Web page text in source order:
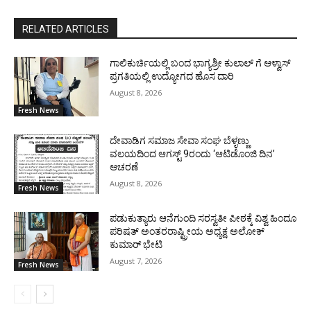
RELATED ARTICLES
Fresh News
ಗಾಲಿಕುರ್ಚಿಯಲ್ಲಿ ಬಂದ ಭಾಗ್ಯಶ್ರೀ ಕುಲಾಲ್ ಗೆ ಆಳ್ವಾಸ್
ಪ್ರಗತಿಯಲ್ಲಿ ಉದ್ಯೋಗದ ಹೊಸ ದಾರಿ
August 8, 2026
Fresh News
ದೇವಾಡಿಗ ಸಮಾಜ ಸೇವಾ ಸಂಘ ಬೆಳ್ಳಣ್ಣು
ವಲಯದಿಂದ ಆಗಸ್ಟ್ 9ರಂದು ‘ಆಟಿಡೊಂಜಿ ದಿನ’
ಆಚರಣೆ
August 8, 2026
Fresh News
ಪಡುಕುತ್ಯಾರು ಆನೆಗುಂದಿ ಸರಸ್ವತೀ ಪೀಠಕ್ಕೆ ವಿಶ್ವ ಹಿಂದೂ
ಪರಿಷತ್ ಅಂತರರಾಷ್ಟ್ರೀಯ ಅಧ್ಯಕ್ಷ ಅಲೋಕ್
ಕುಮಾರ್ ಭೇಟಿ
August 7, 2026